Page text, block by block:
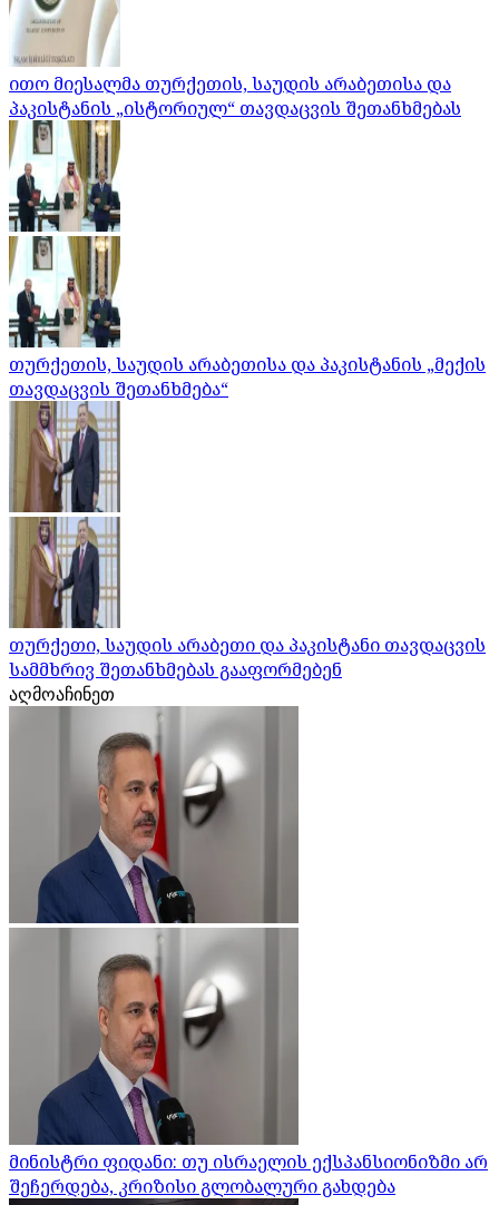
ითო მიესალმა თურქეთის, საუდის არაბეთისა და
პაკისტანის „ისტორიულ“ თავდაცვის შეთანხმებას
თურქეთის, საუდის არაბეთისა და პაკისტანის „მექის
თავდაცვის შეთანხმება“
თურქეთი, საუდის არაბეთი და პაკისტანი თავდაცვის
სამმხრივ შეთანხმებას გააფორმებენ
აღმოაჩინეთ
მინისტრი ფიდანი: თუ ისრაელის ექსპანსიონიზმი არ
შეჩერდება, კრიზისი გლობალური გახდება